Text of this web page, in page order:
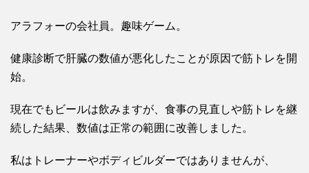
アラフォーの会社員。趣味ゲーム。
健康診断で肝臓の数値が悪化したことが原因で筋トレを開
始。
現在でもビールは飲みますが、食事の見直しや筋トレを継
続した結果、数値は正常の範囲に改善しました。
私はトレーナーやボディビルダーではありませんが、